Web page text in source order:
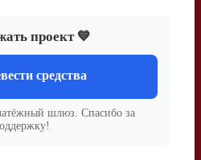
проект 💙
средства
шлюз. Спасибо за